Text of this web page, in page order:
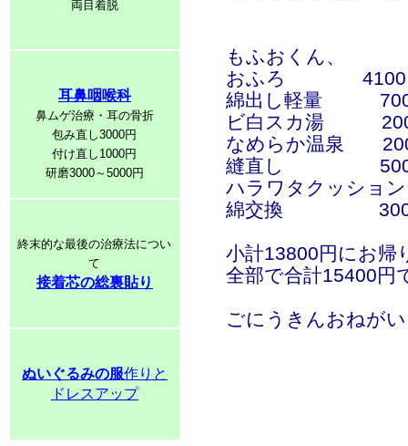
両目着脱
耳鼻咽喉科
鼻ムゲ治療・耳の骨折
包み直し3000円
付け直し1000円
研磨3000～5000円
終末的な最後の治療法につい
て
接着芯の総裏貼り
ぬいぐるみの服作りと
ドレスアップ
もふおくん、
おふろ 4100
綿出し軽量
ビ白スカ湯
なめらか温泉
縫直し 500
ハラワタクッショ
綿交換
小計13800円にお帰
全部で合計15400円
ごにうきんおねが